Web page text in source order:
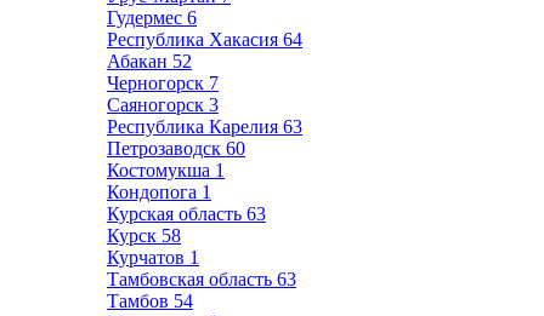
Гудермес 6
Республика Хакасия 64
Абакан 52
Черногорск 7
Саяногорск 3
Республика Карелия 63
Петрозаводск 60
Костомукша 1
Кондопога 1
Курская область 63
Курск 58
Курчатов 1
Тамбовская область 63
Тамбов 54